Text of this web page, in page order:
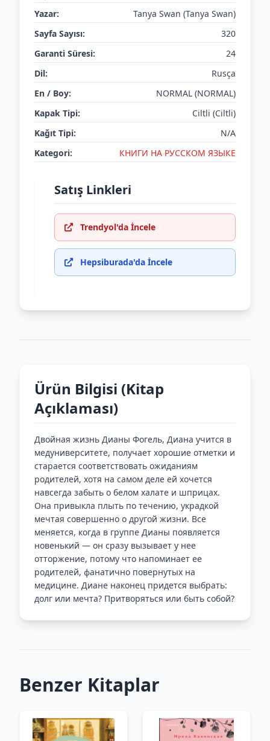
Yazar:
Tanya Swan (Tanya Swan)
Sayfa Sayısı:
320
Garanti Süresi:
24
Dil:
Rusça
En / Boy:
NORMAL (NORMAL)
Kapak Tipi:
Ciltli (Ciltli)
Kağıt Tipi:
N/A
Kategori:
КНИГИ НА РУССКОМ ЯЗЫКЕ
Satış Linkleri
Trendyol'da İncele
Hepsiburada'da İncele
Ürün Bilgisi (Kitap
Açıklaması)
Двойная жизнь Дианы Фогель, Диана учится в
медуниверситете, получает хорошие отметки и
старается соответствовать ожиданиям
родителей, хотя на самом деле ей хочется
навсегда забыть о белом халате и шприцах.
Она привыкла плыть по течению, украдкой
мечтая совершенно о другой жизни. Все
меняется, когда в группе Дианы появляется
новенький — он сразу вызывает у нее
отторжение, потому что напоминает ее
родителей, фанатично повернутых на
медицине. Диане наконец придется выбрать:
долг или мечта? Притворяться или быть собой?
Benzer Kitaplar